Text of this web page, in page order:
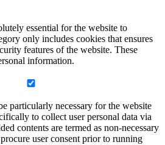
essential for the website to
only includes cookies that ensures
features of the website. These
information.
particularly necessary for the website
to collect user personal data via
contents are termed as non-necessary
user consent prior to running